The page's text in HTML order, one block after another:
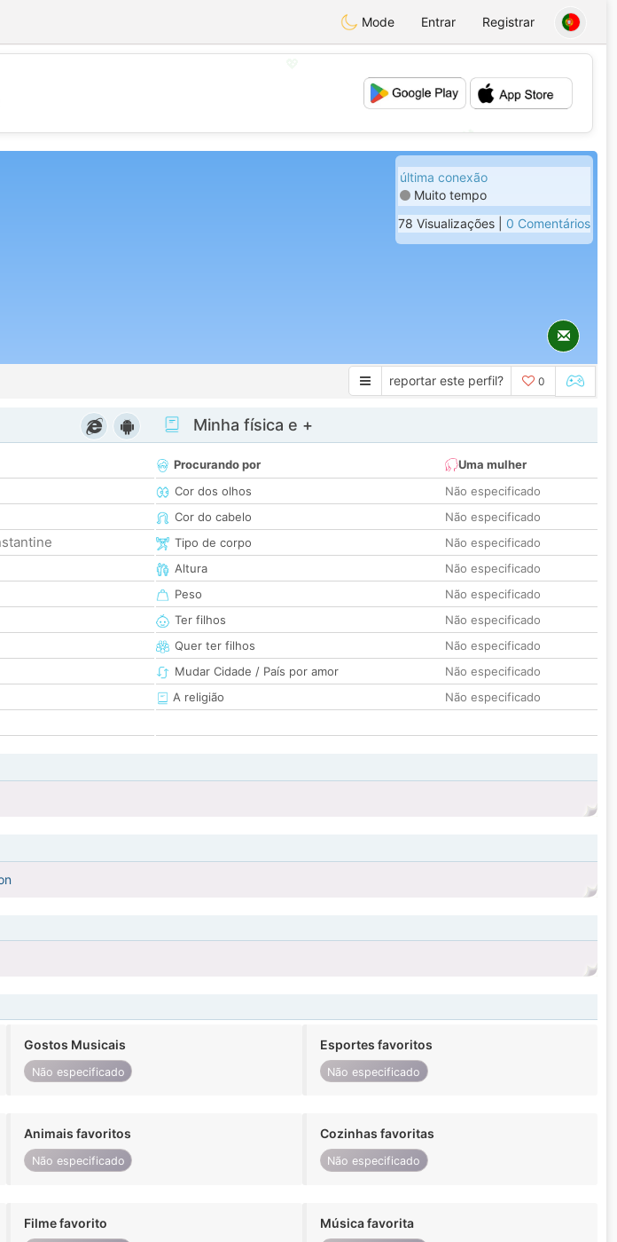
Mode Entrar Registrar
💕
última conexão
Muito tempo
78 Visualizações | 0 Comentários
reportar este perfil? 0
Minha física e +
Procurando por
Uma mulher
Cor dos olhos
Não especificado
Cor do cabelo
Não especificado
Tipo de corpo
Não especificado
Altura
Não especificado
Peso
Não especificado
Ter filhos
Não especificado
Quer ter filhos
Não especificado
Mudar Cidade / País por amor
Não especificado
A religião
Não especificado
Gostos Musicais
Não especificado
Esportes favoritos
Não especificado
Animais favoritos
Não especificado
Cozinhas favoritas
Não especificado
Filme favorito Música favorita